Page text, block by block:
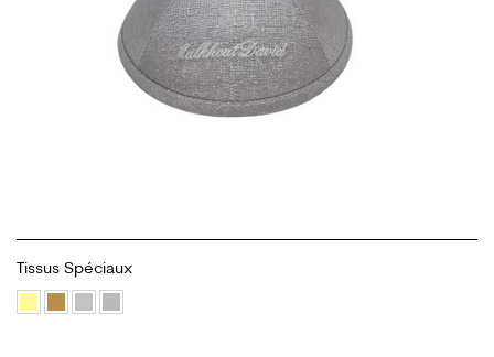
Tissus Spéciaux